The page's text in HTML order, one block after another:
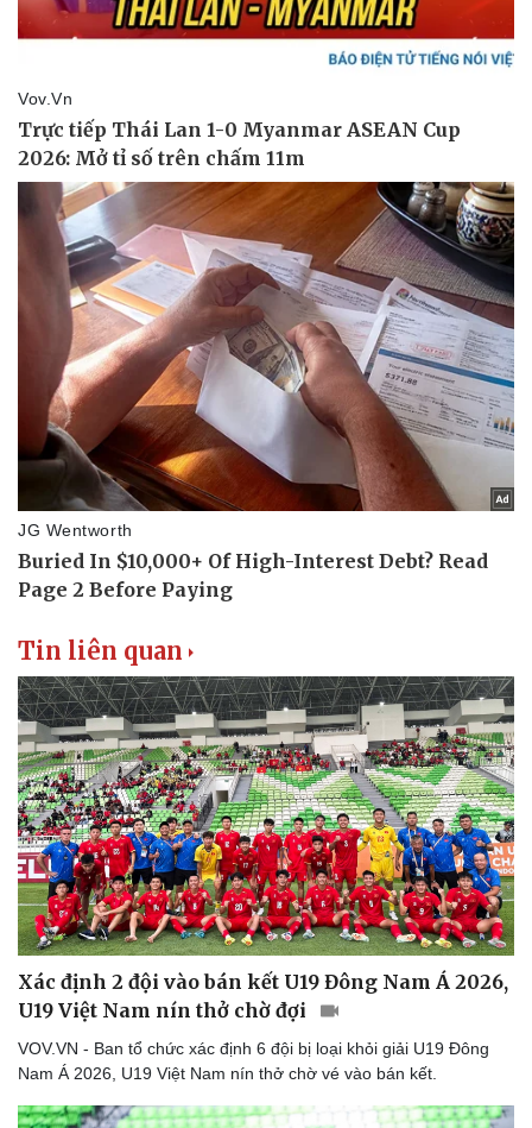
Thể thao
Bóng đá
Lịch thi đấu bóng đá
Thế giới thể thao
eSports
Hậu trường
Ô tô - Xe máy
Ô tô
Xe máy
Tư vấn
Tin liên quan
Xác định 2 đội vào bán kết U19 Đông Nam Á 2026,
U19 Việt Nam nín thở chờ đợi
VOV.VN - Ban tổ chức xác định 6 đội bị loại khỏi giải U19 Đông
Nam Á 2026, U19 Việt Nam nín thở chờ vé vào bán kết.